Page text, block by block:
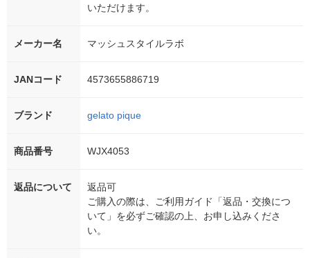
いただけます。
メーカー名 マッシュスタイルラボ
JANコード 4573655886719
ブランド gelato pique
商品番号 WJX4053
返品について
返品可
ご購入の際は、ご利用ガイド「返品・交換につ
いて」を必ずご確認の上、お申し込みくださ
い。